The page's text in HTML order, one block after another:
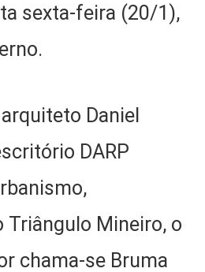
sexta-feira (20/1),
Daniel
DARP
Triângulo Mineiro, o
chama-se Bruma